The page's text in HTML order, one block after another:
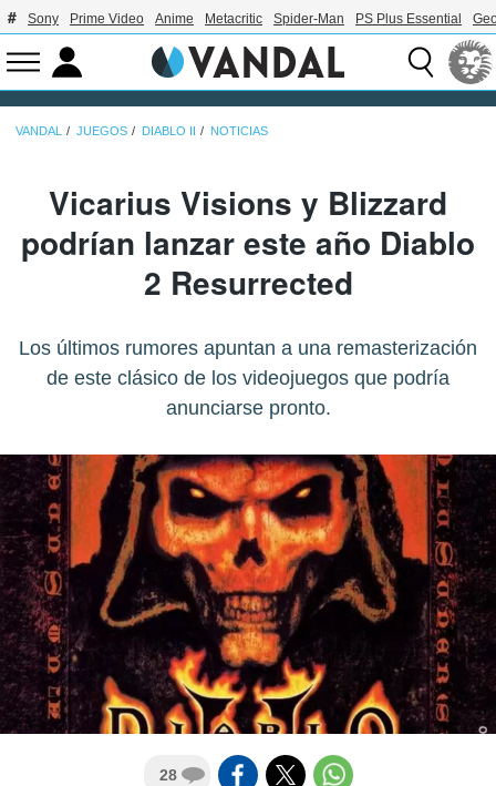
Sony Prime Video Anime Metacritic Spider-Man PS Plus Essential
VANDAL JUEGOS DIABLO II NOTICIAS
Vicarius Visions y Blizzard
podrían lanzar este año Diablo
2 Resurrected
Los últimos rumores apuntan a una remasterización
de este clásico de los videojuegos que podría
anunciarse pronto.
28